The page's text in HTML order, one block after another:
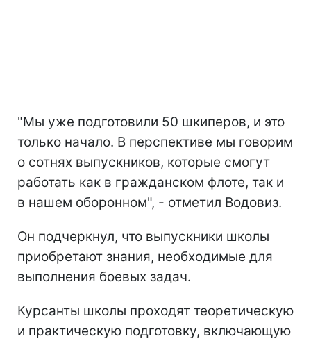
"Мы уже подготовили 50 шкиперов, и это
только начало. В перспективе мы говорим
о сотнях выпускников, которые смогут
работать как в гражданском флоте, так и
в нашем оборонном", - отметил Водовиз.
Он подчеркнул, что выпускники школы
приобретают знания, необходимые для
выполнения боевых задач.
Курсанты школы проходят теоретическую
и практическую подготовку, включающую